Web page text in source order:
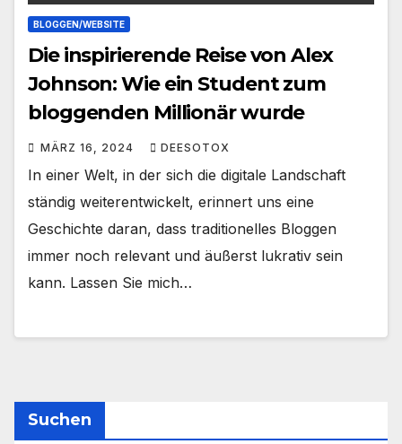
BLOGGEN/WEBSITE
Die inspirierende Reise von Alex
Johnson: Wie ein Student zum
bloggenden Millionär wurde
MÄRZ 16, 2024 DEESOTOX
In einer Welt, in der sich die digitale Landschaft
ständig weiterentwickelt, erinnert uns eine
Geschichte daran, dass traditionelles Bloggen
immer noch relevant und äußerst lukrativ sein
kann. Lassen Sie mich…
Suchen